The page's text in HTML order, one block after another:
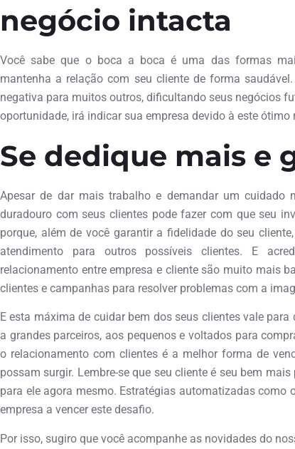
negócio intacta
Você sabe que o boca a boca é uma das formas
mantenha a relação com seu cliente de forma
negativa para muitos outros, dificultando seus negócios
oportunidade, irá indicar sua empresa devido à este ótimo
Se dedique mais e
Apesar de dar mais trabalho e demandar um cuidado
duradouro com seus clientes pode fazer com que seu
porque, além de você garantir a fidelidade do seu
atendimento para outros possíveis clientes. E
relacionamento entre empresa e cliente são muito mais
clientes e campanhas para resolver problemas com a
E esta máxima de cuidar bem dos seus clientes vale
a grandes parceiros, aos pequenos e voltados para
o relacionamento com clientes é a melhor forma de
possam surgir. Lembre-se que seu cliente é seu bem
para ele agora mesmo. Estratégias automatizadas como
empresa a vencer este desafio.
Por isso, sugiro que você acompanhe as novidades do